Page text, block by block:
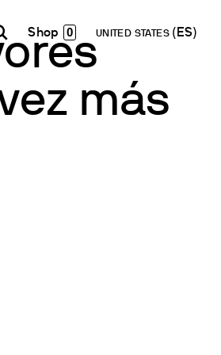
E-shop
0 UNITED STATES
WORLD
más